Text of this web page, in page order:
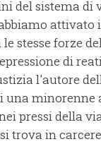
del sistema di
attivato
stesse forze
di
l'autore
una minorenne
pressi della
trova in